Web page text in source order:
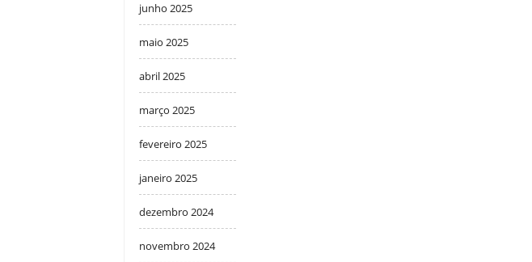
junho 2025
maio 2025
abril 2025
março 2025
fevereiro 2025
janeiro 2025
dezembro 2024
novembro 2024